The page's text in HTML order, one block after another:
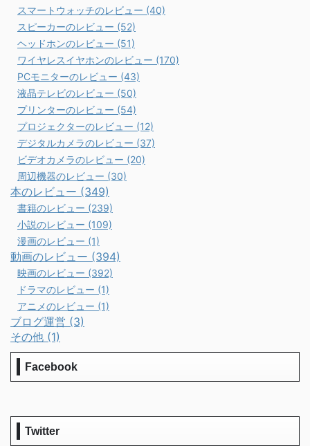
スマートウォッチのレビュー (40)
スピーカーのレビュー (52)
ヘッドホンのレビュー (51)
ワイヤレスイヤホンのレビュー (170)
PCモニターのレビュー (43)
液晶テレビのレビュー (50)
プリンターのレビュー (54)
プロジェクターのレビュー (12)
デジタルカメラのレビュー (37)
ビデオカメラのレビュー (20)
周辺機器のレビュー (30)
本のレビュー (349)
書籍のレビュー (239)
小説のレビュー (109)
漫画のレビュー (1)
動画のレビュー (394)
映画のレビュー (392)
ドラマのレビュー (1)
アニメのレビュー (1)
ブログ運営 (3)
その他 (1)
Facebook
Twitter